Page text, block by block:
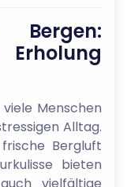
Menschen
Alltag.
Bergluft
bieten